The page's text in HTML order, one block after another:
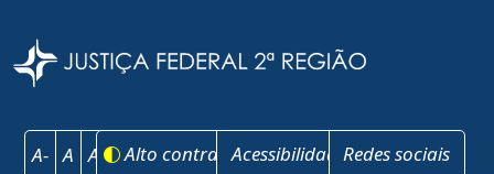
A- A A+ Alto contrasteAcessibilidadeRedes sociais